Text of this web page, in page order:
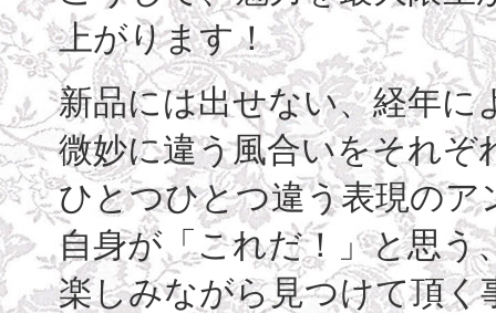
上がります！
新品には出せない、経年に
微妙に違う風合いをそれぞ
ひとつひとつ違う表現の
自身が「これだ！」と思う
楽しみながら見つけて頂く